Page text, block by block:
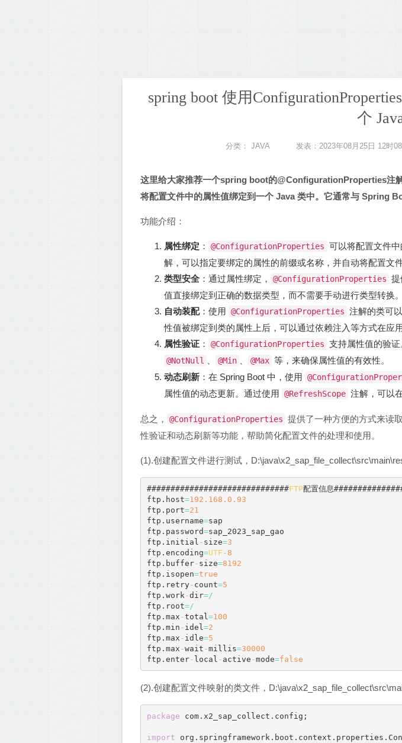
spring boot 使用
个
分类： JAVA 发表：2023年08月25日 12时
这里给大家推荐一个spring boot的@ConfigurationProperties注解
将配置文件中的属性值绑定到一个 Java 类中。它通常与 Spring
功能介绍：
属性绑定 ： @ConfigurationProperties 可以将配置文件
解，可以指定要绑定的属性的前缀或名称，并自动将配置文
类型安全：通过属性绑定， @ConfigurationProperties 提
值直接绑定到正确的数据类型，而不需要手动进行类型转换。
自动装配：使用 @ConfigurationProperties 注解的类可
性值被绑定到类的属性上后，可以通过依赖注入等方式在应
属性验证 ： @ConfigurationProperties 支持属性值的验
@NotNull @Min @Max 等，来确保属性值的有效性。
动态刷新 ：在 Spring Boot 中，使用
属性值的动态更新。通过使用 @RefreshScope 注解，可以
总之， @ConfigurationProperties 提供了一种方便的方式来读
性验证和动态刷新等功能，帮助简化配置文件的处理和使用。
(1).创建配置文件进行测试，
##############################FTP配置信息
ftp . host=192.168 .0 .93
ftp . port=21
ftp . username=sap
ftp . password=sap_2023_sap_gao
ftp . initial - size=3
ftp . encoding=UTF - 8
ftp . buffer- size=8192
ftp . isopen=true
ftp . retry- count=5
ftp . work -dir=/
ftp . root=/
ftp . max -total =100
ftp . min - idel =2
ftp . max - idle=5
ftp . max -wait -millis=30000
ftp . enter- local - active -mode=false
(2).创建配置文件映射的类文件，
package com. x2_sap_collect . config ;
import org . springframework . boot . context . properties .